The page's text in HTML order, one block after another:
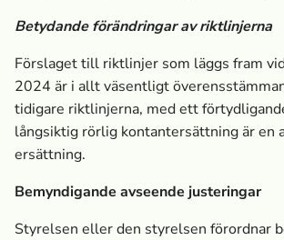
Betydande förändringar av riktlinjerna
Förslaget till riktlinjer som läggs fram
2024 är i allt väsentligt
tidigare riktlinjerna, med ett
långsiktig rörlig kontantersättning är en
ersättning.
Bemyndigande avseende justeringar
Styrelsen eller den styrelsen förordnar